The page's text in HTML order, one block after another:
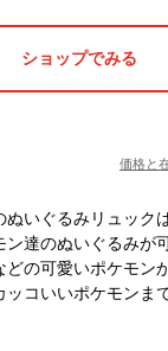
ショップでみる
価格と
ぬいぐるみリュック
達のぬいぐるみが
どの可愛いポケモン
ッコいいポケモンま